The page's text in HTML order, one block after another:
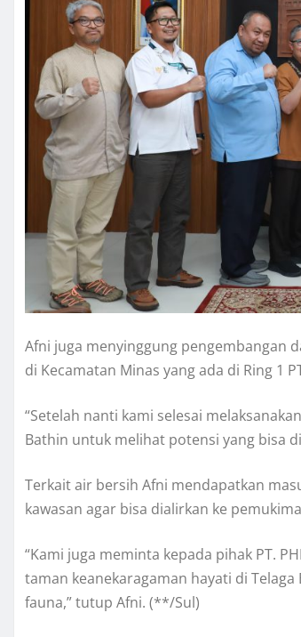
Afni juga menyinggung pengembangan
di Kecamatan Minas yang ada di Ring 1
“Setelah nanti kami selesai
Bathin untuk melihat potensi yang bisa
Terkait air bersih Afni mendapatkan
kawasan agar bisa dialirkan ke
“Kami juga meminta kepada pihak PT.
taman keanekaragaman hayati di
fauna,” tutup Afni. (**/Sul)